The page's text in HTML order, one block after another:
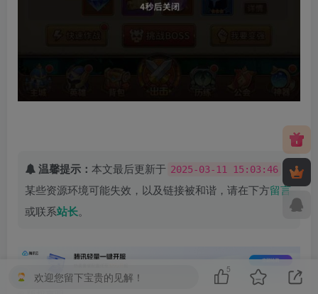
温馨提示： 本文最后更新于 2025-03-11 15:03:46
，
某些资源环境可能失效，以及链接被和谐，请在下方留言
或联系站长。
欢迎您留下宝贵的见解！
5